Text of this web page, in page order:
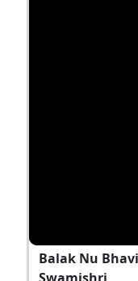
Balak Nu